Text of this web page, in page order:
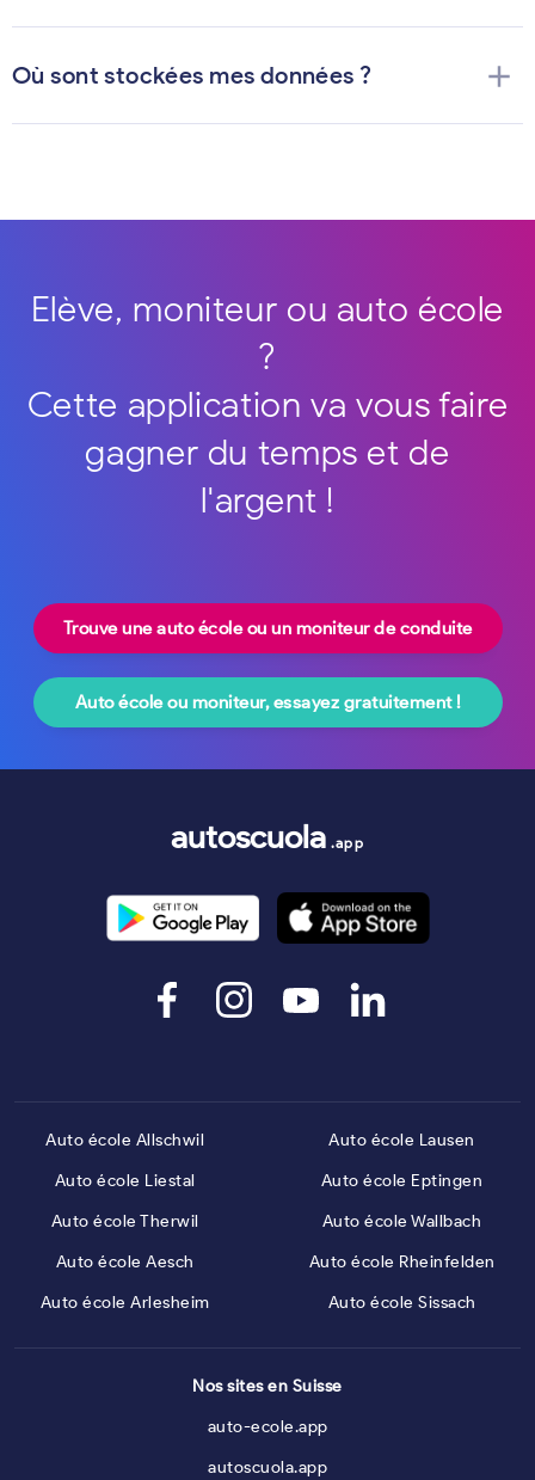
Où sont stockées mes données ? add
Elève, moniteur ou auto école
?
Cette application va vous faire
gagner du temps et de
l'argent !
Trouve une auto école ou un moniteur de conduite
Auto école ou moniteur, essayez gratuitement !
autoscuola .app
Auto école Allschwil
Auto école Liestal
Auto école Therwil
Auto école Aesch
Auto école Arlesheim
Auto école Lausen
Auto école Eptingen
Auto école Wallbach
Auto école Rheinfelden
Auto école Sissach
Nos sites en Suisse
auto-ecole.app
autoscuola.app